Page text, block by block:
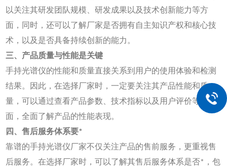
以关注其研发团队规模、研发成果以及技术创新能力等方
面，同时，还可以了解厂家是否拥有自主知识产权和核心技
术，以及是否具备持续创新的能力。
三、产品质量与性能是关键
手持光谱仪的性能和质量直接关系到用户的使用体验和检测
结果。因此，在选择厂家时，一定要关注其产品性能和质
量，可以通过查看产品参数、技术指标以及用户评价等方
面，全面了解产品的性能表现。
四、售后服务体系要*
靠谱的手持光谱仪厂家不仅关注产品的售前服务，更重视售
后服务。在选择厂家时，可以了解其售后服务体系是否*，包